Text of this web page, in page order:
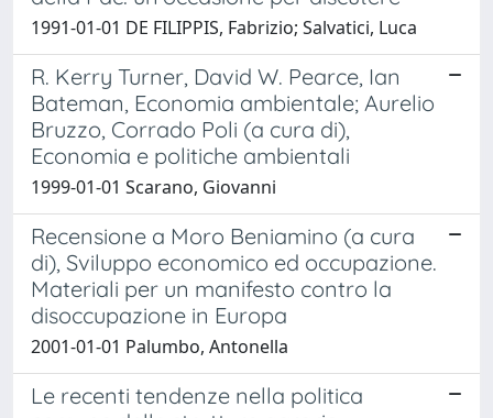
1991-01-01 DE FILIPPIS, Fabrizio; Salvatici, Luca
R. Kerry Turner, David W. Pearce, Ian
Bateman, Economia ambientale; Aurelio
Bruzzo, Corrado Poli (a cura di),
Economia e politiche ambientali
1999-01-01 Scarano, Giovanni
Recensione a Moro Beniamino (a cura
di), Sviluppo economico ed occupazione.
Materiali per un manifesto contro la
disoccupazione in Europa
2001-01-01 Palumbo, Antonella
Le recenti tendenze nella politica